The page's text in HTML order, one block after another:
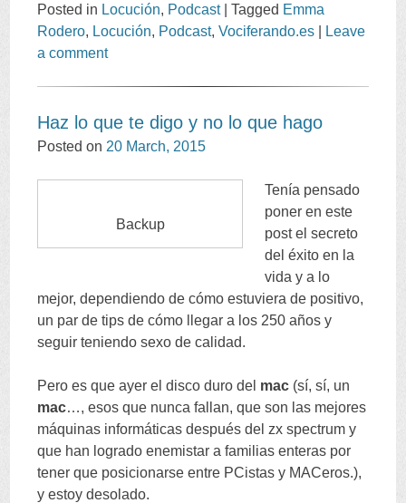
Posted in Locución, Podcast |Tagged Emma
Rodero, Locución, Podcast,Vociferando.es
Leave
a comment
Haz lo que te digo y no lo que hago
Posted on 20 March, 2015
Backup
Tenía pensado
poner en este
post el secreto
del éxito en la
vida y a lo
mejor,dependiendo de cómo estuviera de positivo,
un par de tips de cómo llegar a los 250años y
seguir teniendo sexo de calidad.
Pero es que ayer el disco duro del mac (sí,sí, un
mac…,esos que nunca fallan,que son las mejores
máquinas informáticas después del zx spectrum y
que han logrado enemistar a familias enteras por
tener que posicionarse entre PCistas y MACeros.),
y estoy desolado.